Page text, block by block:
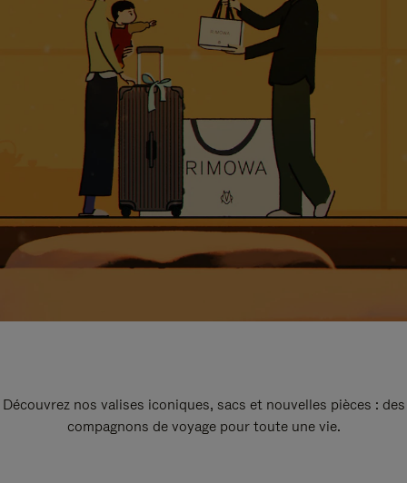
Découvrez nos valises iconiques, sacs et nouvelles pièces : des
compagnons de voyage pour toute une vie.